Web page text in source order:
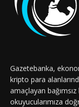
Gazetebanka,
kripto para
amaçlayan
okuyucularımıza